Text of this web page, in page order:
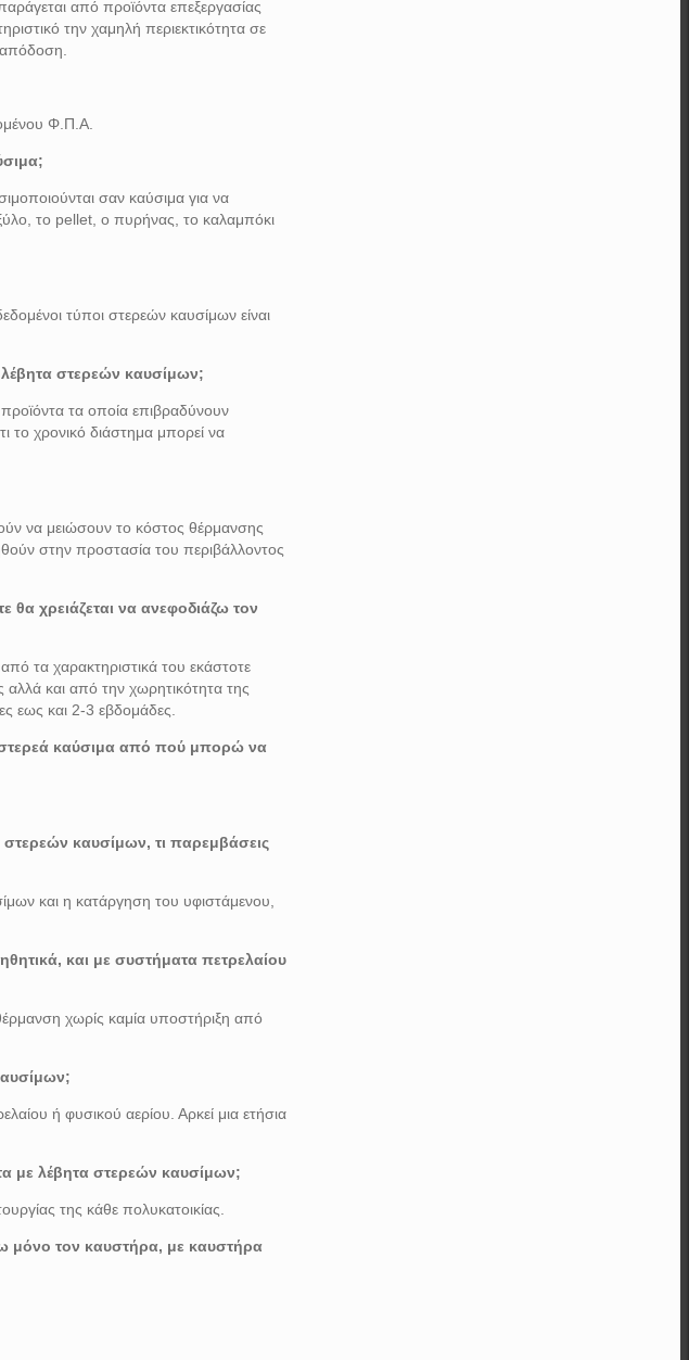
από προϊόντα επεξεργασίας
την χαμηλή περιεκτικότητα σε
Φ.Π.Α.
σαν καύσιμα για να
ξύλο, το pellet, ο πυρήνας, το καλαμπόκι
τύποι στερεών καυσίμων είναι
λέβητα στερεών καυσίμων;
τα οποία επιβραδύνουν
το χρονικό διάστημα μπορεί να
να μειώσουν το κόστος θέρμανσης
στην προστασία του περιβάλλοντος
θα χρειάζεται να ανεφοδιάζω τον
τα χαρακτηριστικά του εκάστοτε
αλλά και από την χωρητικότητα της
εως και 2-3 εβδομάδες.
στερεά καύσιμα από πού μπορώ να
στερεών καυσίμων, τι παρεμβάσεις
και η κατάργηση του υφιστάμενου,
και με συστήματα πετρελαίου
χωρίς καμία υποστήριξη από
ή φυσικού αερίου. Αρκεί μια ετήσια
με λέβητα στερεών καυσίμων;
της κάθε πολυκατοικίας.
μόνο τον καυστήρα, με καυστήρα